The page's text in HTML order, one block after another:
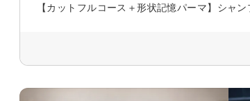
【カットフルコース＋形状記憶パーマ】シャ